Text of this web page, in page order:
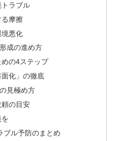
ラブル
摩擦
悪化
成の進め方
の4ステップ
面化」の徹底
見極め方
の目安
ブル予防のまとめ